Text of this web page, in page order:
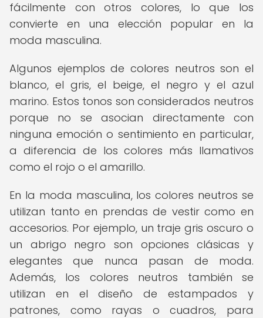
fácilmente con otros colores, lo que los
convierte en una elección popular en la
moda masculina.
Algunos ejemplos de colores neutros son el
blanco, el gris, el beige, el negro y el azul
marino. Estos tonos son considerados neutros
porque no se asocian directamente con
ninguna emoción o sentimiento en particular,
a diferencia de los colores más llamativos
como el rojo o el amarillo.
En la moda masculina, los colores neutros se
utilizan tanto en prendas de vestir como en
accesorios. Por ejemplo, un traje gris oscuro o
un abrigo negro son opciones clásicas y
elegantes que nunca pasan de moda.
Además, los colores neutros también se
utilizan en el diseño de estampados y
patrones, como rayas o cuadros, para